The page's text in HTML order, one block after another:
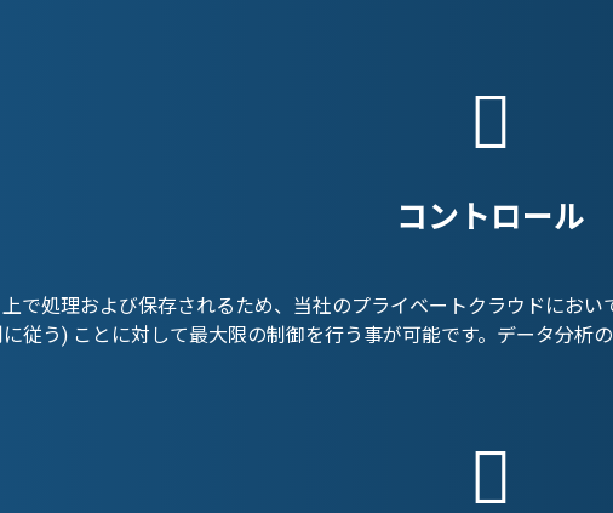
コントロール
で処理および保存されるため、当社のプライベートクラウドにお
従う) ことに対して最大限の制御を行う事が可能です。データ分析